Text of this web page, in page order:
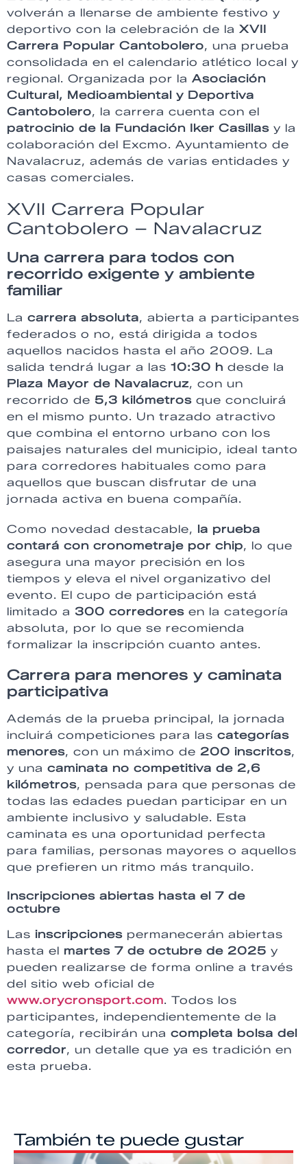
volverán a llenarse de ambiente festivo y
deportivo con la celebración de la XVII
Carrera Popular Cantobolero, una prueba
consolidada en el calendario atlético local y
regional. Organizada por la Asociación
Cultural, Medioambiental y Deportiva
Cantobolero, la carrera cuenta con el
patrocinio de la Fundación Iker Casillas y la
colaboración del Excmo. Ayuntamiento de
Navalacruz, además de varias entidades y
casas comerciales.
XVII Carrera Popular
Cantobolero – Navalacruz
Una carrera para todos con
recorrido exigente y ambiente
familiar
La carrera absoluta, abierta a participantes
federados o no, está dirigida a todos
aquellos nacidos hasta el año 2009. La
salida tendrá lugar a las 10:30 h desde la
Plaza Mayor de Navalacruz, con un
recorrido de 5,3 kilómetros que concluirá
en el mismo punto. Un trazado atractivo
que combina el entorno urbano con los
paisajes naturales del municipio, ideal tanto
para corredores habituales como para
aquellos que buscan disfrutar de una
jornada activa en buena compañía.
Como novedad destacable,
la prueba
contará con cronometraje por chip, lo que
asegura una mayor precisión en los
tiempos y eleva el nivel organizativo del
evento. El cupo de participación está
limitado a 300 corredores en la categoría
absoluta, por lo que se recomienda
formalizar la inscripción cuanto antes.
Carrera para menores y caminata
participativa
Además de la prueba principal, la jornada
incluirá competiciones para las categorías
menores, con un máximo de 200 inscritos,
y una caminata no competitiva de 2,6
kilómetros, pensada para que personas de
todas las edades puedan participar en un
ambiente inclusivo y saludable. Esta
caminata es una oportunidad perfecta
para familias, personas mayores o aquellos
que prefieren un ritmo más tranquilo.
Inscripciones abiertas hasta el 7 de
octubre
Las inscripciones permanecerán abiertas
hasta el martes 7 de octubre de 2025 y
pueden realizarse de forma online a través
del sitio web oficial de
www.orycronsport.com. Todos los
participantes, independientemente de la
categoría, recibirán una completa bolsa del
corredor, un detalle que ya es tradición en
esta prueba.
También te puede gustar